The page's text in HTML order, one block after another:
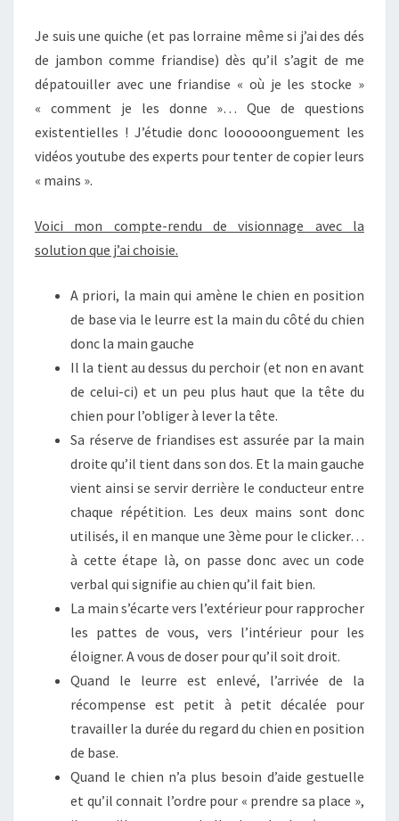
Je suis une quiche (et pas lorraine même si j’ai des dés
de jambon comme friandise) dès qu’il s’agit de me
dépatouiller avec une friandise « où je les stocke »
« comment je les donne »… Que de questions
existentielles ! J’étudie donc loooooonguement les
vidéos youtube des experts pour tenter de copier leurs
« mains ».
Voici mon compte-rendu de visionnage avec la
solution que j’ai choisie.
A priori, la main qui amène le chien en position
de base via le leurre est la main du côté du chien
donc la main gauche
Il la tient au dessus du perchoir (et non en avant
de celui-ci) et un peu plus haut que la tête du
chien pour l’obliger à lever la tête.
Sa réserve de friandises est assurée par la main
droite qu’il tient dans son dos. Et la main gauche
vient ainsi se servir derrière le conducteur entre
chaque répétition. Les deux mains sont donc
utilisés, il en manque une 3ème pour le clicker…
à cette étape là, on passe donc avec un code
verbal qui signifie au chien qu’il fait bien.
La main s’écarte vers l’extérieur pour rapprocher
les pattes de vous, vers l’intérieur pour les
éloigner. A vous de doser pour qu’il soit droit.
Quand le leurre est enlevé, l’arrivée de la
récompense est petit à petit décalée pour
travailler la durée du regard du chien en position
de base.
Quand le chien n’a plus besoin d’aide gestuelle
et qu’il connait l’ordre pour « prendre sa place »,